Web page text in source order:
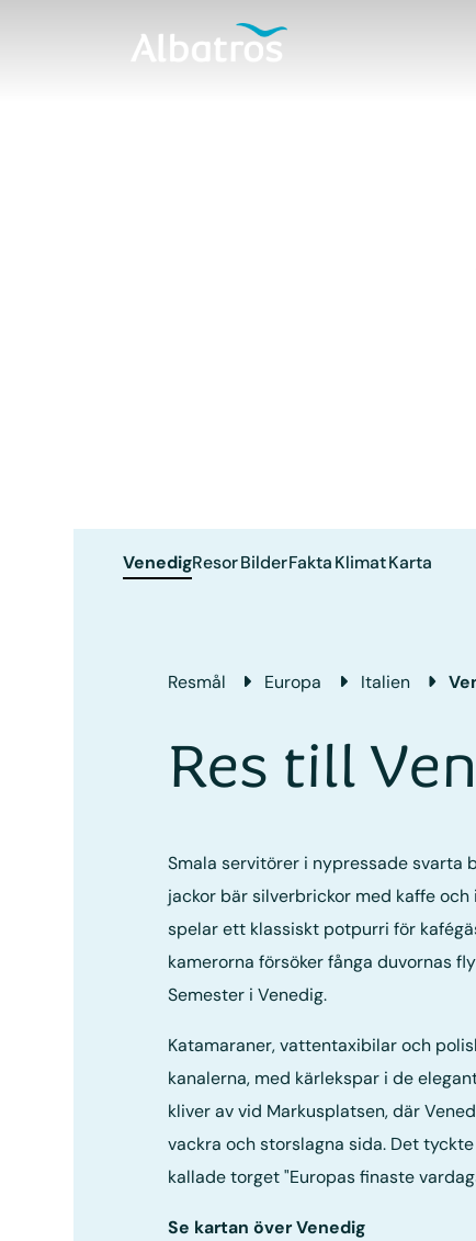
VenedigResorBilderFaktaKlimatKarta
Resmål Europa Italien
Res till
Smala servitörer i nypressade svarta
jackor bär silverbrickor med kaffe och
spelar ett klassiskt potpurri för
kamerorna försöker fånga duvornas
Semester i Venedig.
Katamaraner, vattentaxibilar och
kanalerna, med kärlekspar i de
kliver av vid Markusplatsen, där
vackra och storslagna sida. Det
kallade torget "Europas finaste
Se kartan över Venedig